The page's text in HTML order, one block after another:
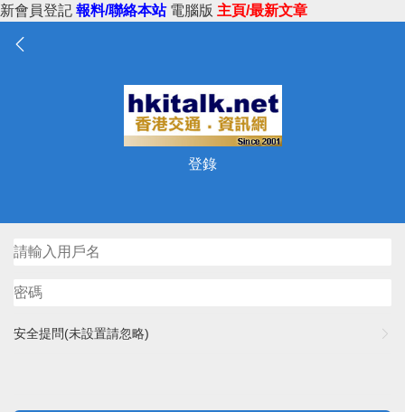
新會員登記 報料/聯絡本站 電腦版 主頁/最新文章
登錄
安全提問(未設置請忽略)